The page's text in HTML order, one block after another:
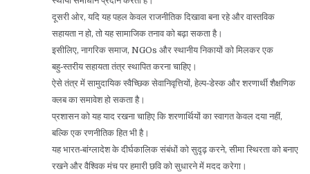
दूसरी ओर, यदि यह पहल केवल राजनीतिक दिखावा बना रहे और वास्तविक
सहायता न हो, तो यह सामाजिक तनाव को बढ़ा सकता है।
इसीलिए, नागरिक समाज, NGOs और स्थानीय निकायों को मिलकर एक
बहु‑स्तरीय सहायता तंत्र स्थापित करना चाहिए।
ऐसे तंत्र में सामुदायिक स्वैच्छिक सेवानिवृत्तियों, हेल्प‑डेस्क और शरणार्थी शैक्षणिक
क्लब का समावेश हो सकता है।
प्रशासन को यह याद रखना चाहिए कि शरणार्थियों का स्वागत केवल दया नहीं,
बल्कि एक रणनीतिक हित भी है।
यह भारत‑बांग्लादेश के दीर्घकालिक संबंधों को सुदृढ़ करने, सीमा स्थिरता को बनाए
रखने और वैश्विक मंच पर हमारी छवि को सुधारने में मदद करेगा।